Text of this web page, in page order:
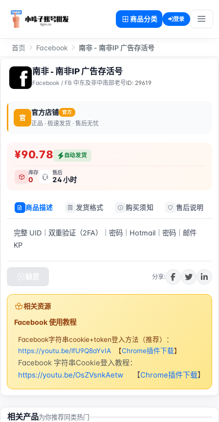
商品分类 登录
首页 Facebook 南非 - 南非IP 广告存活号
南非 - 南非IP 广告存活号
Facebook / FB 中东及非中南部老号ID: 29619
官
官方店铺 官方
正品 · 极速发货 · 售后无忧
¥90.78 自动发货
库存
0
售后
24 小时
商品描述 发货格式 购买须知 售后说明
完整 UID｜双重验证（2FA）｜密码｜Hotmail｜密码｜邮件
KP
缺货 分享:
相关资源
Facebook 使用教程
Facebook字符串cookie+token登入方法（推荐）：
https://youtu.be/lfU9Q8aYvIA 【Chrome插件下载】
Facebook 字符串Cookie登入教程：
https://youtu.be/OsZVsnkAetw
【Chrome插件下载】
相关产品为你推荐同类热门